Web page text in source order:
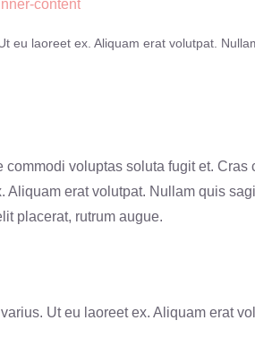
eu laoreet ex. Aliquam erat volutpat.
voluptas soluta fugit et. Cras
erat volutpat. Nullam quis
placerat, rutrum augue.
Ut eu laoreet ex. Aliquam erat